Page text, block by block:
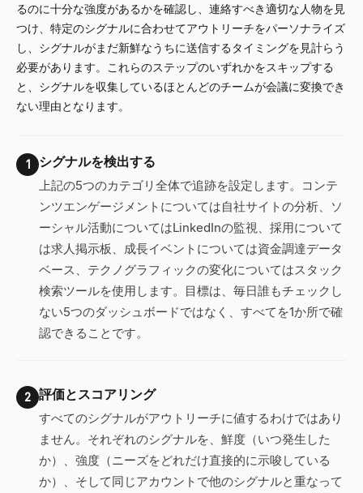
るのに十分な強度があるかを確認し、連絡すべき適切な人物を見
つけ、特定のシグナルに合わせてアウトリーチをパーソナライズ
し、シグナルがまだ新鮮なうちに送信するタイミングを見計らう
必要があります。これらのステップのいずれかをスキップする
と、シグナルを収集しているほとんどのチームが会議に変換でき
ない理由となります。
1 シグナルを検出する
上記の5つのカテゴリ全体で追跡を設定します。コンテ
ンツエンゲージメントについては自社サイトの分析、ソ
ーシャル活動についてはLinkedInの監視、採用について
は求人掲示板、成長イベントについては資金調達データ
ベース、テクノグラフィックの変化についてはスタック
検索ツールを使用します。目標は、毎日誰もチェックし
ない5つのダッシュボードではなく、すべてを1か所で確
認できることです。
2 評価とスコアリング
すべてのシグナルがアウトリーチに値するわけではあり
ません。それぞれのシグナルを、鮮度（いつ発生した
か）、強度（ニーズをどれだけ直接的に示唆している
か）、そして同じアカウントで他のシグナルと重なって